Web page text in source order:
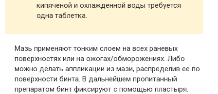
кипяченой и охлажденной воды требуется
одна таблетка.
Мазь применяют тонким слоем на всех раневых
поверхностях или на ожогах/обморожениях. Либо
можно делать аппликации из мази, распределив ее по
поверхности бинта. В дальнейшем пропитанный
препаратом бинт фиксируют с помощью пластыря.